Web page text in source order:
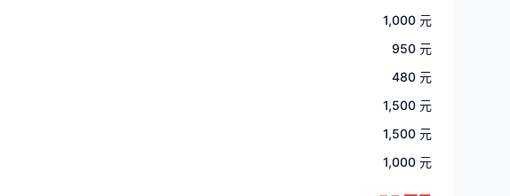
1,000 元
950 元
480 元
1,500 元
1,500 元
1,000 元